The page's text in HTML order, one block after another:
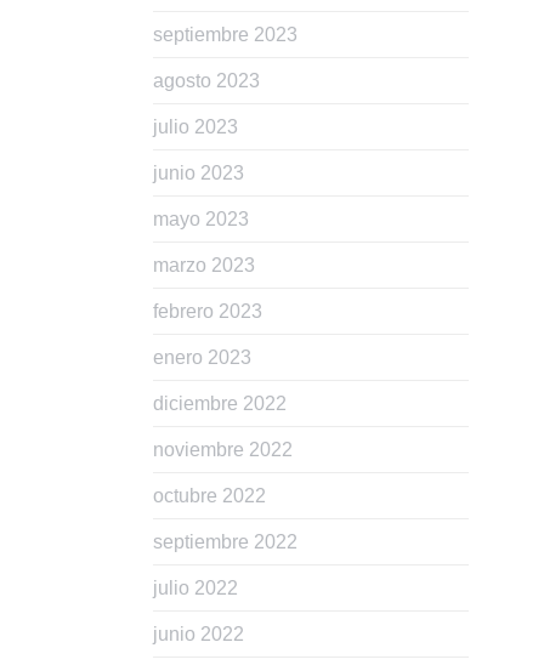
septiembre 2023
agosto 2023
julio 2023
junio 2023
mayo 2023
marzo 2023
febrero 2023
enero 2023
diciembre 2022
noviembre 2022
octubre 2022
septiembre 2022
julio 2022
junio 2022